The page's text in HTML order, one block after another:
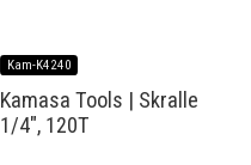
Kam-K4240
Kamasa Tools | Skralle
1/4", 120T